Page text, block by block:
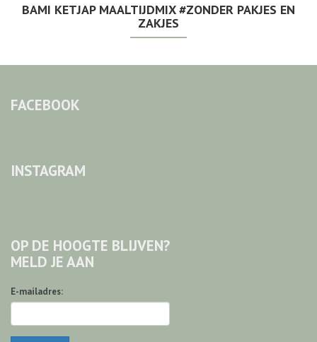
BAMI KETJAP MAALTIJDMIX #ZONDER PAKJES EN
ZAKJES
FACEBOOK
INSTAGRAM
OP DE HOOGTE BLIJVEN?
MELD JE AAN
E-mailadres: